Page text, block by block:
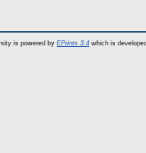
is powered by EPrints 3.4 which is